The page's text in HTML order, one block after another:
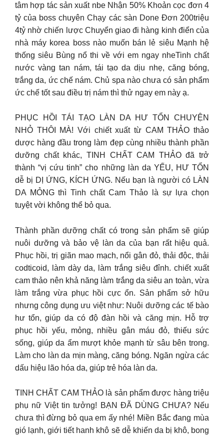
tâm hợp tác sản xuất nbe Nhận 50% Khoản cọc đơn 4
tỷ của boss chuyên Chạy các sàn Done Đơn 200triệu
4tỷ nhờ chiến lược Chuyển giao đi hàng kinh điển của
nhà máy korea boss nào muốn bán lẻ siêu Mạnh hệ
thống siêu Bùng nổ thi về với em ngay nheTinh chất
nước vàng tan nám, tái tạo da dịu nhẹ, căng bóng,
trắng da, ức chế nám. Chủ spa nào chưa có sản phẩm
ức chế tốt sau điều trị nám thì thử ngay em này ạ.
PHỤC HỒI TÁI TẠO LÀN DA HƯ TỔN CHUYỆN
NHỎ THÔI MÀ! Với chiết xuất từ CAM THẢO thảo
dược hàng đầu trong làm đẹp cùng nhiều thành phần
dưỡng chất khác, TINH CHẤT CAM THẢO đã trở
thành “vị cứu tinh” cho những làn da YẾU, HƯ TỔN
dễ bị DỊ ỨNG, KÍCH ỨNG. Nếu bạn là người có LÀN
DA MỎNG thì Tinh chất Cam Thảo là sự lựa chọn
tuyệt vời không thể bỏ qua.
Thành phần dưỡng chất có trong sản phẩm sẽ giúp
nuôi dưỡng và bảo vệ làn da của bạn rất hiệu quả.
Phục hồi, trị giãn mao mạch, nổi gân đỏ, thải độc, thải
codticoid, làm dày da, làm trắng siêu đỉnh. chiết xuất
cam thảo nên khả năng làm trắng da siêu an toàn, vừa
làm trắng vừa phục hồi cực ổn. Sản phẩm sở hữu
nhưng công dụng ưu việt như: Nuôi dưỡng các tế bào
hư tổn, giúp da có độ đàn hồi và căng mịn. Hỗ trợ
phục hồi yếu, mỏng, nhiều gân máu đỏ, thiếu sức
sống, giúp da ẩm mượt khỏe mạnh từ sâu bên trong.
Làm cho làn da mịn màng, căng bóng. Ngăn ngừa các
dấu hiệu lão hóa da, giúp trẻ hóa làn da.
TINH CHẤT CAM THẢO là sản phẩm được hàng triệu
phụ nữ Việt tin tưởng! BẠN ĐÃ DÙNG CHƯA? Nếu
chưa thì đừng bỏ qua em ấy nhé! Miền Bắc đang mùa
gió lạnh, giới tiết hanh khô sẽ dễ khiến da bị khô, bong